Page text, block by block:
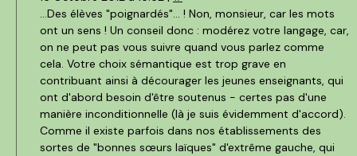
...Des élèves "poignardés"... ! Non, monsieur, car les mots
ont un sens ! Un conseil donc : modérez votre langage, car,
on ne peut pas vous suivre quand vous parlez comme
cela. Votre choix sémantique est trop grave en
contribuant ainsi à décourager les jeunes enseignants, qui
ont d'abord besoin d'être soutenus - certes pas d'une
manière inconditionnelle (là je suis évidemment d'accord).
Comme il existe parfois dans nos établissements des
sortes de "bonnes sœurs laïques" d'extrême gauche, qui